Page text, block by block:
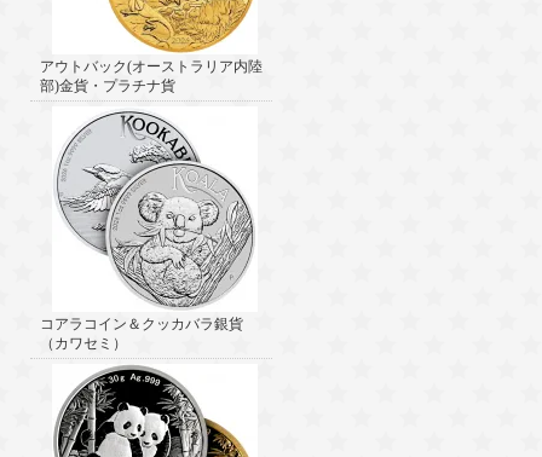
アウトバック(オーストラリア内陸
部)金貨・プラチナ貨
コアラコイン＆クッカバラ銀貨
（カワセミ）